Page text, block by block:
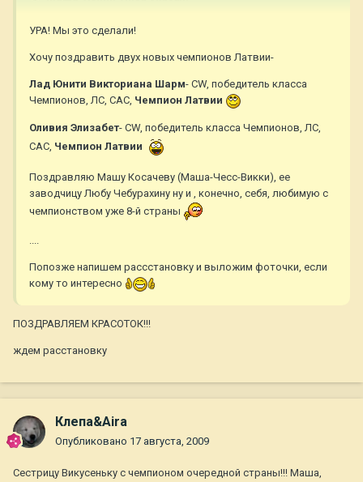
УРА! Мы это сделали!
Хочу поздравить двух новых чемпионов Латвии-
Лад Юнити Викториана Шарм- CW, победитель класса
Чемпионов, ЛС, САС, Чемпион Латвии
Оливия Элизабет- CW, победитель класса Чемпионов, ЛС,
САС, Чемпион Латвии
Поздравляю Машу Косачеву (Маша-Чесс-Викки), ее
заводчицу Любу Чебурахину ну и , конечно, себя, любимую с
чемпионством уже 8-й страны
Попозже напишем рассстановку и выложим фоточки, если
кому то интересно
ПОЗДРАВЛЯЕМ КРАСОТОК!!!
ждем расстановку
Клепа&Aira
Опубликовано 17 августа, 2009
Сестрицу Викусеньку с чемпионом очередной страны!!! Маша,